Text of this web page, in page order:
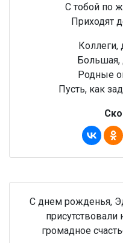
С тобой по
Приходят
Коллеги,
Большая,
Родные
Пусть, как
С днем рожденья,
громадное